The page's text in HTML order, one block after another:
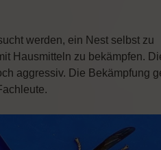
werden, ein Nest selbst zu
Hausmitteln zu bekämpfen.
aggressiv. Die Bekämpfung